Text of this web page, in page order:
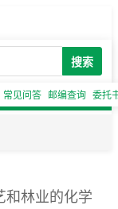
搜索
常见问答 邮编查询 委托
和林业的化学